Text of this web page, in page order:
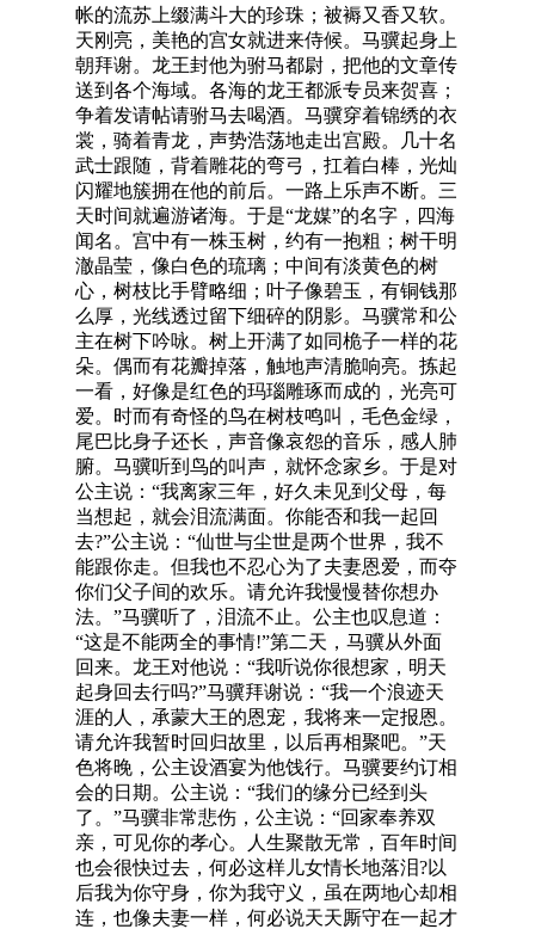
帐的流苏上缀满斗大的珍珠；被褥又香又软。
天刚亮，美艳的宫女就进来侍候。马骥起身上
朝拜谢。龙王封他为驸马都尉，把他的文章传
送到各个海域。各海的龙王都派专员来贺喜；
争着发请帖请驸马去喝酒。马骥穿着锦绣的衣
裳，骑着青龙，声势浩荡地走出宫殿。几十名
武士跟随，背着雕花的弯弓，扛着白棒，光灿
闪耀地簇拥在他的前后。一路上乐声不断。三
天时间就遍游诸海。于是“龙媒”的名字，四海
闻名。宫中有一株玉树，约有一抱粗；树干明
澈晶莹，像白色的琉璃；中间有淡黄色的树
心，树枝比手臂略细；叶子像碧玉，有铜钱那
么厚，光线透过留下细碎的阴影。马骥常和公
主在树下吟咏。树上开满了如同桅子一样的花
朵。偶而有花瓣掉落，触地声清脆响亮。拣起
一看，好像是红色的玛瑙雕琢而成的，光亮可
爱。时而有奇怪的鸟在树枝鸣叫，毛色金绿，
尾巴比身子还长，声音像哀怨的音乐，感人肺
腑。马骥听到鸟的叫声，就怀念家乡。于是对
公主说：“我离家三年，好久未见到父母，每
当想起，就会泪流满面。你能否和我一起回
去?”公主说：“仙世与尘世是两个世界，我不
能跟你走。但我也不忍心为了夫妻恩爱，而夺
你们父子间的欢乐。请允许我慢慢替你想办
法。”马骥听了，泪流不止。公主也叹息道：
“这是不能两全的事情!”第二天，马骥从外面
回来。龙王对他说：“我听说你很想家，明天
起身回去行吗?”马骥拜谢说：“我一个浪迹天
涯的人，承蒙大王的恩宠，我将来一定报恩。
请允许我暂时回归故里，以后再相聚吧。”天
色将晚，公主设酒宴为他饯行。马骥要约订相
会的日期。公主说：“我们的缘分已经到头
了。”马骥非常悲伤，公主说：“回家奉养双
亲，可见你的孝心。人生聚散无常，百年时间
也会很快过去，何必这样儿女情长地落泪?以
后我为你守身，你为我守义，虽在两地心却相
连，也像夫妻一样，何必说天天厮守在一起才